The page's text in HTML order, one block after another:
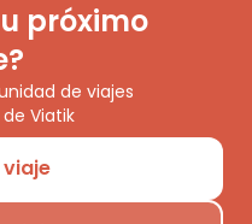
próximo
de viajes
Viatik
viaje